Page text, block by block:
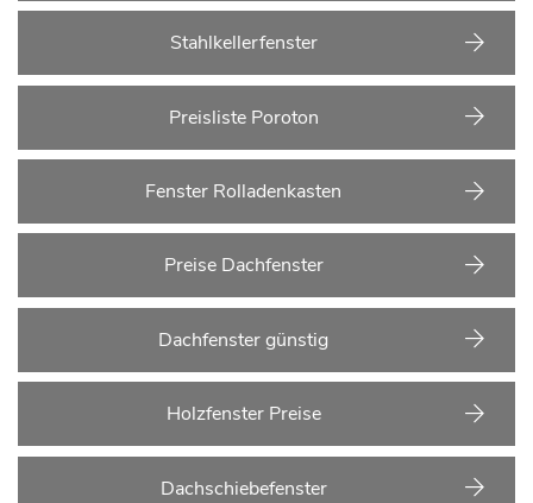
Stahlkellerfenster
Preisliste Poroton
Fenster Rolladenkasten
Preise Dachfenster
Dachfenster günstig
Holzfenster Preise
Dachschiebefenster